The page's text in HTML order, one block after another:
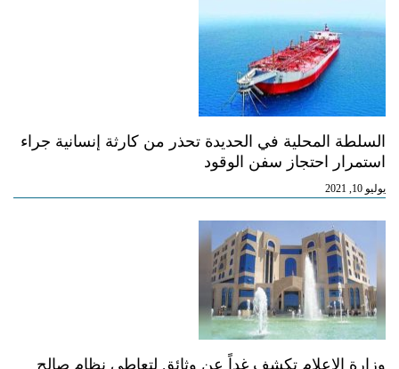
السلطة المحلية في الحديدة تحذر من كارثة إنسانية جراء
استمرار احتجاز سفن الوقود
يوليو 10, 2021
وزارة الإعلام تكشف غداً عن وثائق لتعاطي نظام صالح